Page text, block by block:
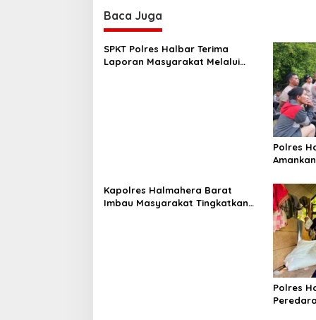
n
a
v
o
n
Baca Juga
SPKT Polres Halbar Terima
Laporan Masyarakat Melalui
Polres
Kapolres Halmahera Barat
Imbau Masyarakat Tingkatkan
Polres